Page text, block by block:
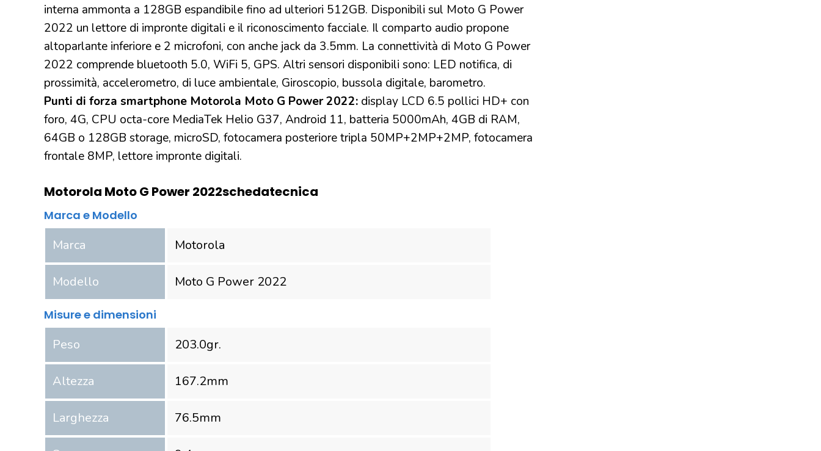
interna ammonta a 128GB espandibile fino ad ulteriori 512GB. Disponibili sul Moto G Power
2022 un lettore di impronte digitali e il riconoscimento facciale. Il comparto audio propone
altoparlante inferiore e 2 microfoni, con anche jack da 3.5mm. La connettività di Moto G Power
2022 comprende bluetooth 5.0, WiFi 5, GPS. Altri sensori disponibili sono: LED notifica, di
prossimità, accelerometro, di luce ambientale, Giroscopio, bussola digitale, barometro.
Punti di forza smartphone Motorola Moto G Power 2022: display LCD 6.5 pollici HD+ con
foro, 4G, CPU octa-core MediaTek Helio G37, Android 11, batteria 5000mAh, 4GB di RAM,
64GB o 128GB storage, microSD, fotocamera posteriore tripla 50MP+2MP+2MP, fotocamera
frontale 8MP, lettore impronte digitali.
Motorola Moto G Power 2022schedatecnica
Marca e Modello
Marca Motorola
Modello Moto G Power 2022
Misure e dimensioni
Peso 203.0gr.
Altezza 167.2mm
Larghezza 76.5mm